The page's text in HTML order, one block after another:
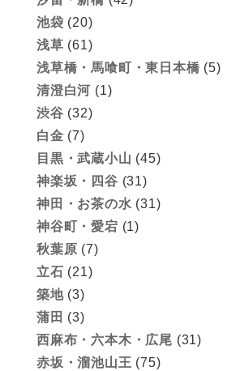
池袋 (20)
浅草 (61)
浅草橋・馬喰町・東日本橋 (5)
清澄白河 (1)
渋谷 (32)
白金 (7)
目黒・武蔵小山 (45)
神楽坂・四谷 (31)
神田・お茶の水 (31)
神谷町・愛宕 (1)
秋葉原 (7)
立石 (21)
築地(3)
蒲田 (3)
西麻布・六本木・広尾 (31)
赤坂・溜池山王 (75)